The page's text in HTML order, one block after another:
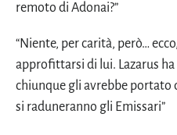
remoto di Adonai?”
“Niente, per carità, però…
approfittarsi di lui. Lazarus
chiunque gli avrebbe portato
si raduneranno gli Emissari”